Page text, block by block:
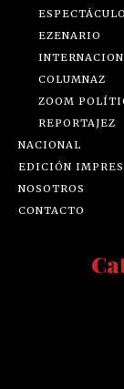
EZENARIO
COLUMNAZ
ZOOM
REPORTAJEZ
NACIONAL
EDICIÓN
NOSOTROS
CONTACTO